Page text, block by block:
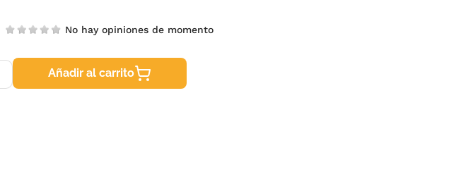
No hay opiniones de momento
Añadir al carrito